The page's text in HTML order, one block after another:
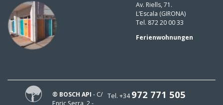
Av. Riells, 71.
L’Escala (GIRONA)
Tel. 872 20 00 33
Ferienwohnungen
Tel. +34972 771 505
® BOSCH API - C/